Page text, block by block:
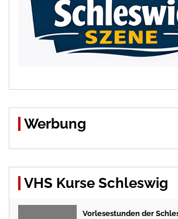
Werbung
VHS Kurse Schleswig
Vorlesestunden der